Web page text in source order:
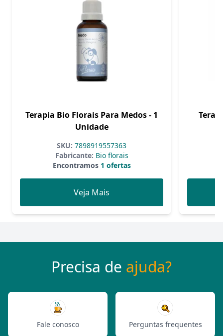
Terapia Bio Florais Para Medos - 1
Unidade
SKU: 7898919557363
Fabricante: Bio florais
Encontramos1 ofertas
Veja Mais
Precisa de ajuda?
Fale conosco Perguntas frequentes